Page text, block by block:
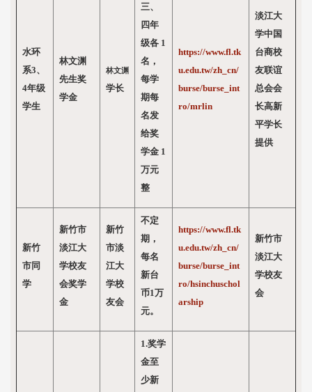
水环
系3、
4年级
学生
林文渊
先生奖
学金
林文渊
学长
三、
四年
级各 1
名，
每学
期每
名发
给奖
学金 1
万元
整
https://www.fl.tk
u.edu.tw/zh_cn/
burse/burse_int
ro/mrlin
淡江大
学中国
台商校
友联谊
总会会
长高新
平学长
提供
新竹
市同
学
新竹市
淡江大
学校友
会奖学
金
新竹
市淡
江大
学校
友会
不定
期，
每名
新台
币1万
元。
https://www.fl.tk
u.edu.tw/zh_cn/
burse/burse_int
ro/hsinchuschol
arship
新竹市
淡江大
学校友
会
1.奖学
金至
少新